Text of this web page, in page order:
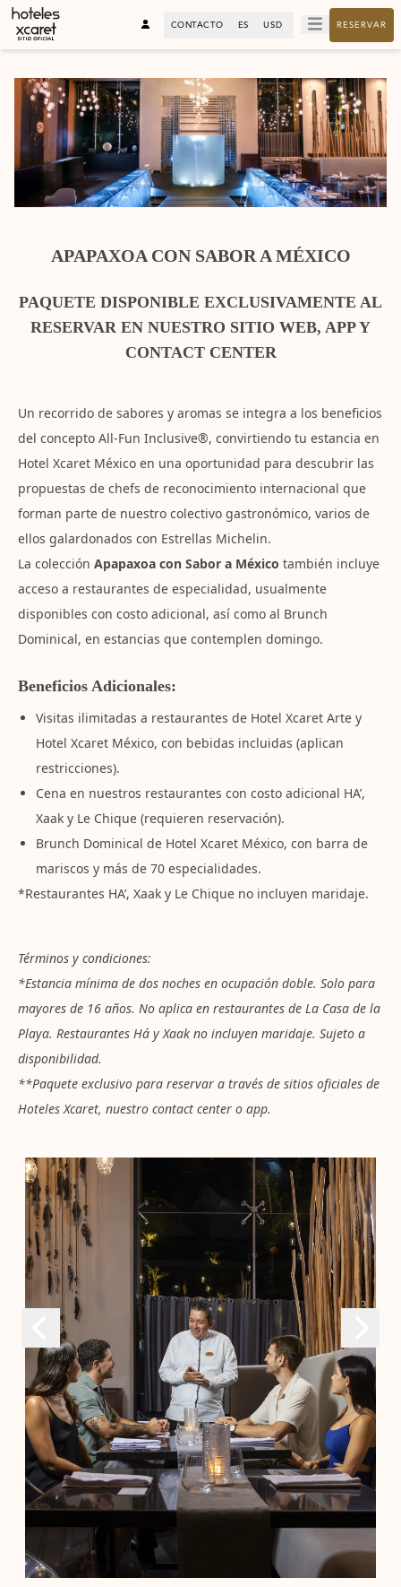
CONTACTO ES USD RESERVAR
APAPAXOA CON SABOR A MÉXICO
PAQUETE DISPONIBLE EXCLUSIVAMENTE AL
RESERVAR EN NUESTRO SITIO WEB, APP Y
CONTACT CENTER
Un recorrido de sabores y aromas se integra a los beneficios
del concepto All-Fun Inclusive®, convirtiendo tu estancia en
Hotel Xcaret México en una oportunidad para descubrir las
propuestas de chefs de reconocimiento internacional que
forman parte de nuestro colectivo gastronómico, varios de
ellos galardonados con Estrellas Michelin.
La colección Apapaxoa con Sabor a México también incluye
acceso a restaurantes de especialidad, usualmente
disponibles con costo adicional, así como al Brunch
Dominical, en estancias que contemplen domingo.
Beneficios Adicionales:
Visitas ilimitadas a restaurantes de Hotel Xcaret Arte y
Hotel Xcaret México, con bebidas incluidas (aplican
restricciones).
Cena en nuestros restaurantes con costo adicional HA’,
Xaak y Le Chique (requieren reservación).
Brunch Dominical de Hotel Xcaret México, con barra de
mariscos y más de 70 especialidades.
*Restaurantes HA’, Xaak y Le Chique no incluyen maridaje.
Términos y condiciones:
*Estancia mínima de dos noches en ocupación doble. Solo para
mayores de 16 años. No aplica en restaurantes de La Casa de la
Playa. Restaurantes Há y Xaak no incluyen maridaje. Sujeto a
disponibilidad.
**Paquete exclusivo para reservar a través de sitios oficiales de
Hoteles Xcaret, nuestro contact center o app.